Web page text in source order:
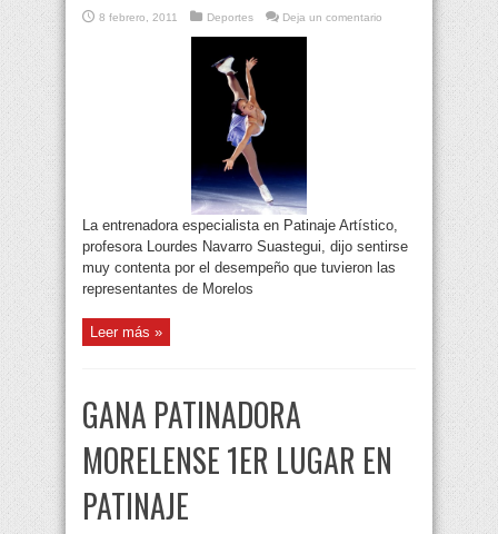
8 febrero, 2011 Deportes Deja un comentario
La entrenadora especialista en Patinaje Artístico,
profesora Lourdes Navarro Suastegui, dijo sentirse
muy contenta por el desempeño que tuvieron las
representantes de Morelos
Leer más »
GANA PATINADORA
MORELENSE 1ER LUGAR EN
PATINAJE